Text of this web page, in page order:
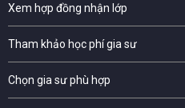
Xem hợp đồng nhận lớp
Tham khảo học phí gia sư
Chọn gia sư phù hợp